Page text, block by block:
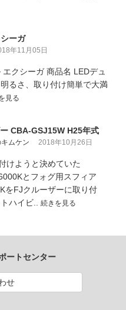
ーガ
年11月05日
クシーガ 商品名 LEDデュ
るさ、取り付け簡単で大満
見る
CBA-GSJ15W H25年式
ムケン 2018年10月26日
けようと決めていた
とフォグ用スフィア
をFJクルーザーに取り付
ハイビ.. 続きを見る
ートセンター
せ